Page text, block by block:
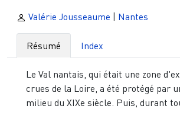
Valérie Jousseaume | Nantes
Résumé Index
Le Val nantais, qui était une zone
crues de la Loire, a été protégé par
milieu du XIXe siècle. Puis, durant